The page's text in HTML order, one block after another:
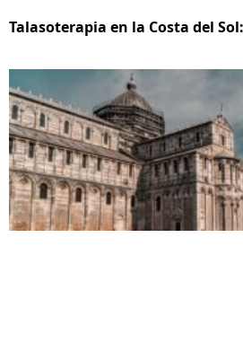
Talasoterapia en la Costa del